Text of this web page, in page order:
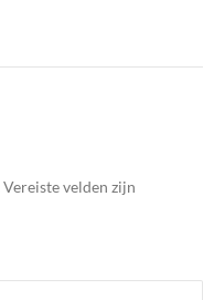
Vereiste velden zijn